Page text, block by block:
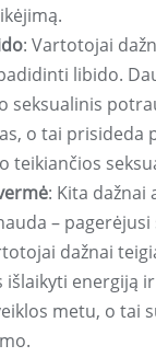
: Vartotojai
libido.
seksualinis
o tai prisideda
teikiančios
: Kita dažnai
– pagerėjusi
dažnai
išlaikyti energiją
metu, o tai